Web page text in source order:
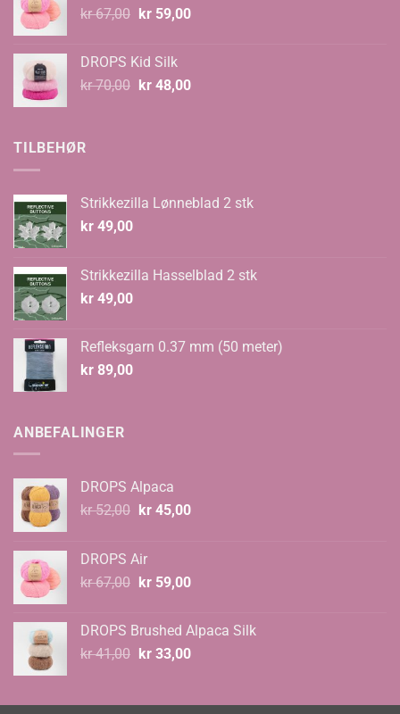
kr67,00 Opprinnelig
kr 67,00.
kr59,00Nåværende
DROPS Kid Silk
kr70,00 Opprinnelig
kr48,00Nåværende
TILBEHØR
Strikkezilla Lønneblad 2 stk
kr 49,00
Strikkezilla Hasselblad 2 stk
kr 49,00
Refleksgarn 0.37 mm (50 meter)
kr 89,00
ANBEFALINGER
DROPS Alpaca
kr52,00 Opprinnelig
kr 52,00.
kr45,00Nåværende
DROPS Air
kr67,00 Opprinnelig
kr 67,00.
kr59,00Nåværende
kr 59,00.
DROPS Brushed Alpaca Silk
kr41,00 Opprinnelig
kr 41,00.
kr33,00Nåværende
kr 33,00.